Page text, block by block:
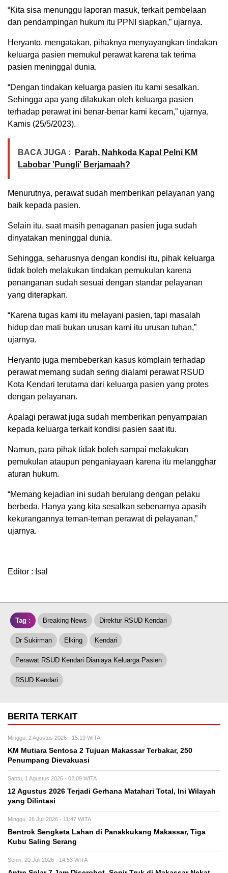
“Kita sisa menunggu laporan masuk, terkait pembelaan
dan pendampingan hukum itu PPNI siapkan,” ujarnya.
Heryanto, mengatakan, pihaknya menyayangkan tindakan
keluarga pasien memukul perawat karena tak terima
pasien meninggal dunia.
“Dengan tindakan keluarga pasien itu kami sesalkan.
Sehingga apa yang dilakukan oleh keluarga pasien
terhadap perawat ini benar-benar kami kecam,” ujarnya,
Kamis (25/5/2023).
BACA JUGA :
Parah, Nahkoda Kapal Pelni KM
Labobar 'Pungli' Berjamaah?
Menurutnya, perawat sudah memberikan pelayanan yang
baik kepada pasien.
Selain itu, saat masih penaganan pasien juga sudah
dinyatakan meninggal dunia.
Sehingga, seharusnya dengan kondisi itu, pihak keluarga
tidak boleh melakukan tindakan pemukulan karena
penanganan sudah sesuai dengan standar pelayanan
yang diterapkan.
“Karena tugas kami itu melayani pasien, tapi masalah
hidup dan mati bukan urusan kami itu urusan tuhan,”
ujarnya.
Heryanto juga membeberkan kasus komplain terhadap
perawat memang sudah sering dialami perawat RSUD
Kota Kendari terutama dari keluarga pasien yang protes
dengan pelayanan.
Apalagi perawat juga sudah memberikan penyampaian
kepada keluarga terkait kondisi pasien saat itu.
Namun, para pihak tidak boleh sampai melakukan
pemukulan ataupun penganiayaan karena itu melangghar
aturan hukum.
“Memang kejadian ini sudah berulang dengan pelaku
berbeda. Hanya yang kita sesalkan sebenarnya apasih
kekurangannya teman-teman perawat di pelayanan,”
ujarnya.
Editor : Isal
Tag : Breaking News Direktur RSUD Kendari
Dr Sukirman Elking Kendari
Perawat RSUD Kendari Dianiaya Keluarga Pasien
RSUD Kendari
BERITA TERKAIT
Minggu, 2 Agustus 2026 - 15:19 WITA
KM Mutiara Sentosa 2 Tujuan Makassar Terbakar, 250
Penumpang Dievakuasi
Sabtu, 1 Agustus 2026 - 02:09 WITA
12 Agustus 2026 Terjadi Gerhana Matahari Total, Ini Wilayah
yang Dilintasi
Minggu, 26 Juli 2026 - 11:47 WITA
Bentrok Sengketa Lahan di Panakkukang Makassar, Tiga
Kubu Saling Serang
Senin, 20 Juli 2026 - 14:53 WITA